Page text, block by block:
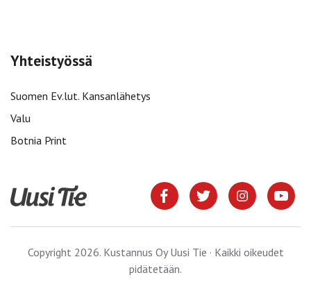
Yhteistyössä
Suomen Ev.lut. Kansanlähetys
Valu
Botnia Print
Copyright 2026. Kustannus Oy Uusi Tie · Kaikki oikeudet
pidätetään.